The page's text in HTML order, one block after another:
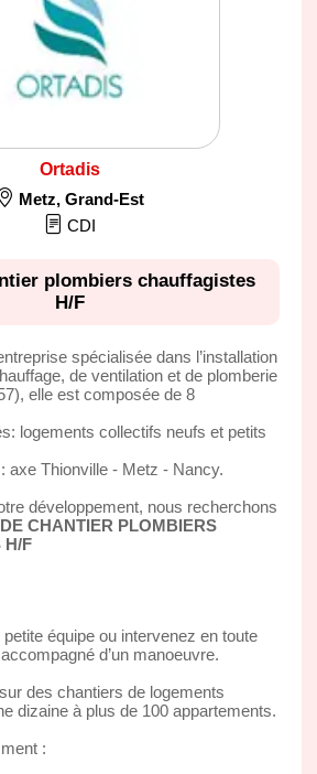
Ortadis
Metz,Grand-Est
CDI
plombiers chauffagistes
H/F
spécialisée dans l’installation
de ventilation et de plomberie
elle est composée de 8
logements collectifs neufs et petits
axe Thionville - Metz - Nancy.
développement, nous recherchons
CHANTIER PLOMBIERS
H/F
équipe ou intervenez en toute
d’un manoeuvre.
des chantiers de logements
dizaine à plus de 100 appartements.
: